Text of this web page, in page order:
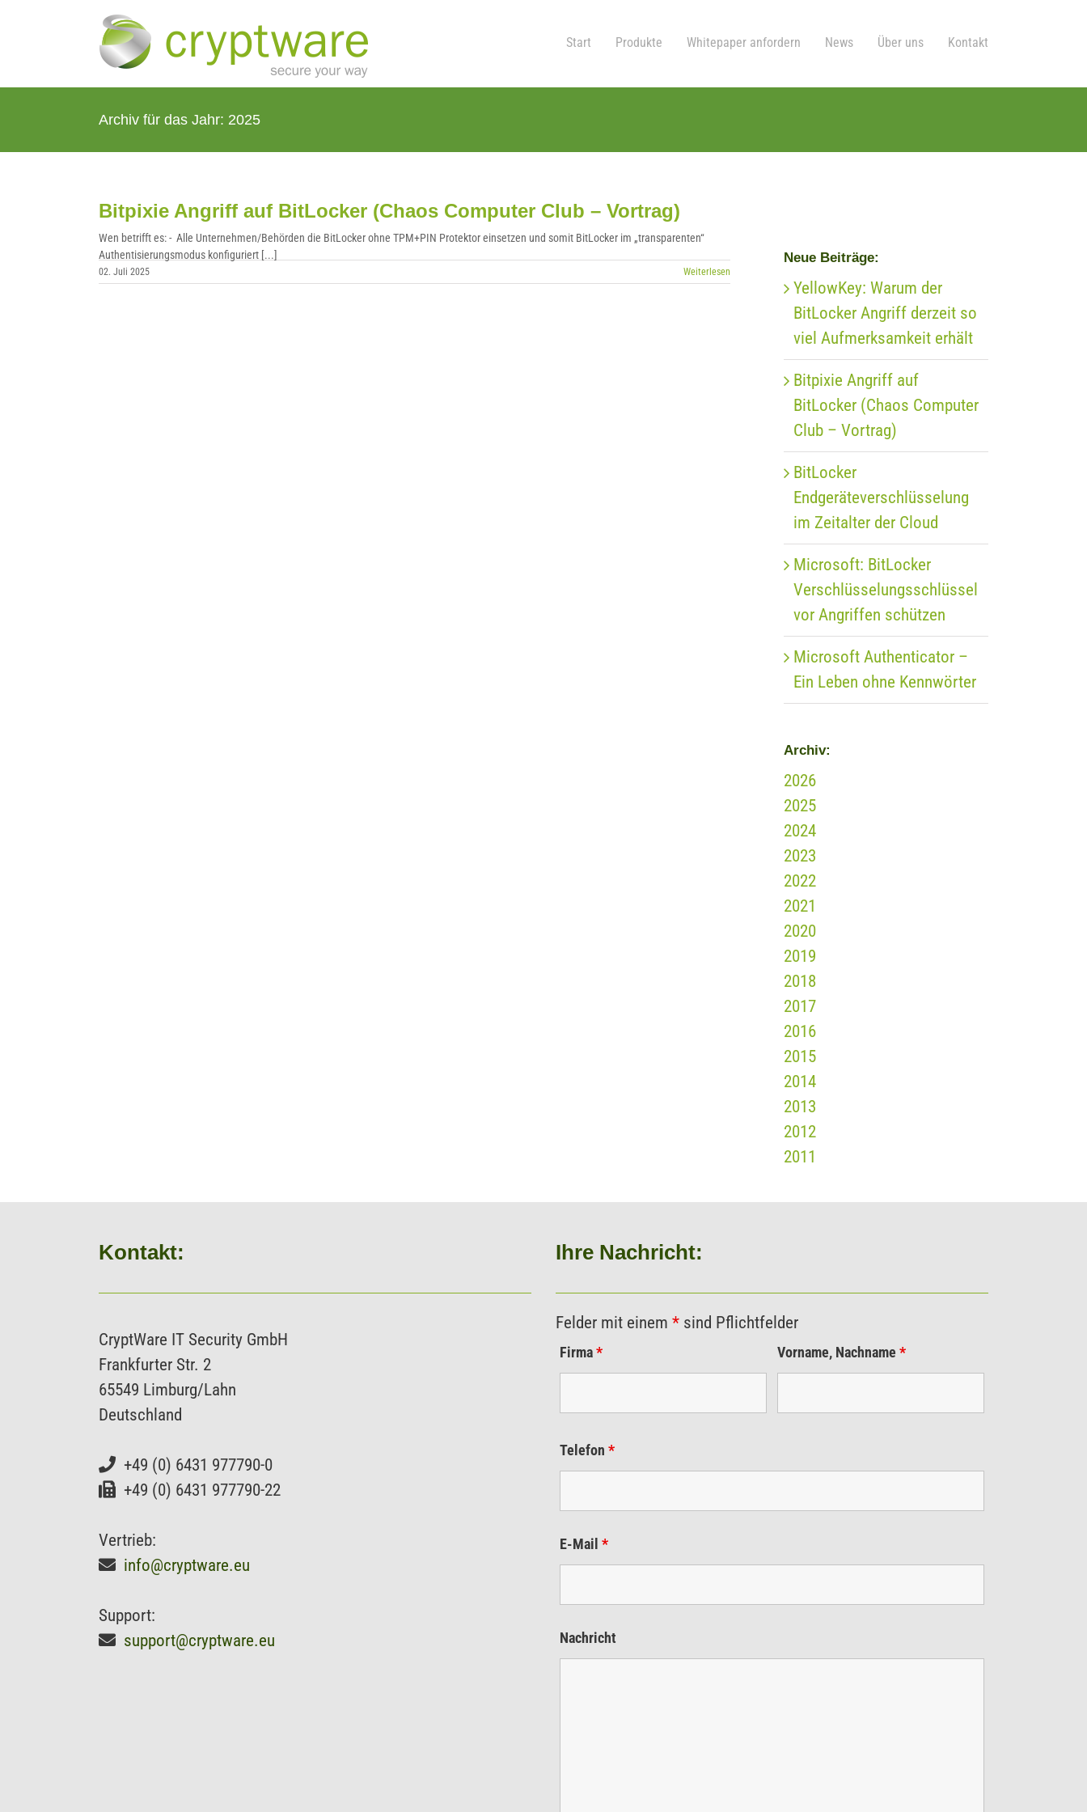
Start Produkte Whitepaper anfordern News Über uns Kontakt
Archiv für das Jahr: 2025
Bitpixie Angriff auf BitLocker (Chaos Computer Club – Vortrag)
Wen betrifft es: - Alle Unternehmen/Behörden die BitLocker ohne TPM+PIN Protektor einsetzen und somit BitLocker im „transparenten“
Authentisierungsmodus konfiguriert [...]
02. Juli 2025 Weiterlesen
Neue Beiträge:
YellowKey: Warum der
BitLocker Angriff derzeit so
viel Aufmerksamkeit erhält
Bitpixie Angriff auf
BitLocker (Chaos Computer
Club – Vortrag)
BitLocker
Endgeräteverschlüsselung
im Zeitalter der Cloud
Microsoft: BitLocker
Verschlüsselungsschlüssel
vor Angriffen schützen
Microsoft Authenticator –
Ein Leben ohne Kennwörter
Archiv:
2026
2025
2024
2023
2022
2021
2020
2019
2018
2017
2016
2015
2014
2013
2012
2011
Kontakt:
CryptWare IT Security GmbH
Frankfurter Str. 2
65549 Limburg/Lahn
Deutschland
+49 (0) 6431 977790-0
+49 (0) 6431 977790-22
Vertrieb:
info@cryptware.eu
Support:
support@cryptware.eu
Ihre Nachricht:
Felder mit einem * sind Pflichtfelder
Firma* Vorname, Nachname*
Telefon *
E-Mail *
Nachricht